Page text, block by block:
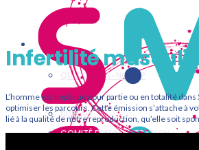
LA S-M-R
QUI SOMMES-NOUS ?
STATUTS
BUREAU
COMITÉ D’ADMINSTRATION
Infertilité
L’homme est impliqué pour partie ou en totalité
optimiser les parcours. Cette émission s’attache à
lié à la qualité de notre reproduction, qu’elle soit